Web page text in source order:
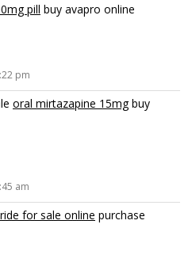
pill buy avapro online
pm
oral mirtazapine 15mgbuy
am
for sale online purchase